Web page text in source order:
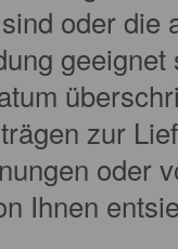
oder die
zur
oder
Ihnen